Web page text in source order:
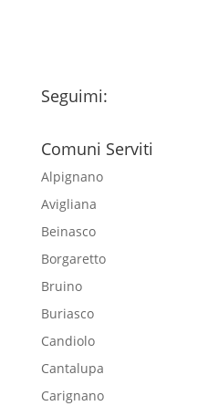
Seguimi:
Comuni Serviti
Alpignano
Avigliana
Beinasco
Borgaretto
Bruino
Buriasco
Candiolo
Cantalupa
Carignano